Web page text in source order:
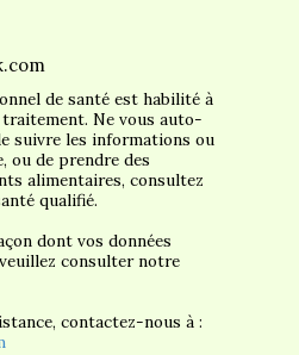
de santé est habilité à
Ne vous auto-
suivre les informations ou
ou de prendre des
alimentaires, consultez
qualifié.
dont vos données
consulter notre
contactez-nous à :